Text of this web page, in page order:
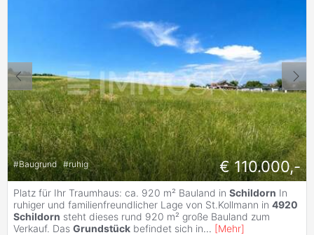
#Baugrund #ruhig € 110.000,-
Platz für Ihr Traumhaus: ca. 920 m² Bauland in Schildorn In
ruhiger und familienfreundlicher Lage von St.Kollmann in 4920
Schildorn steht dieses rund 920 m² große Bauland zum
Verkauf. Das Grundstück befindet sich in... [Mehr]